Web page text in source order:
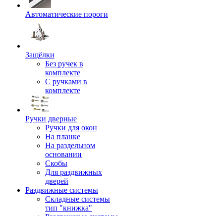
Автоматические пороги
Защёлки
Без ручек в
комплекте
С ручками в
комплекте
Ручки дверные
Ручки для окон
На планке
На раздельном
основании
Скобы
Для раздвижных
дверей
Раздвижные системы
Складные системы
тип "книжка"